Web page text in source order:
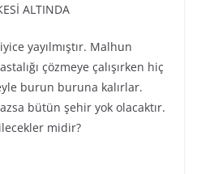
ALTINDA
yayılmıştır. Malhun
çözmeye çalışırken hiç
burun buruna kalırlar.
bütün şehir yok olacaktır.
midir?